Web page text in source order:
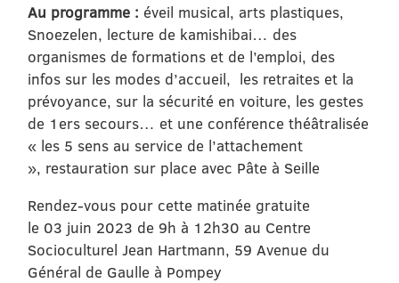
Au programme : éveil musical, arts plastiques,
Snoezelen, lecture de kamishibai… des
organismes de formations et de l’emploi, des
infos sur les modes d’accueil, les retraites et la
prévoyance, sur la sécurité en voiture, les gestes
de 1ers secours… et une conférence théâtralisée
« les 5 sens au service de l’attachement
», restauration sur place avec Pâte à Seille
Rendez-vous pour cette matinée gratuite
le 03 juin 2023 de 9h à 12h30 au Centre
Socioculturel Jean Hartmann, 59 Avenue du
Général de Gaulle à Pompey